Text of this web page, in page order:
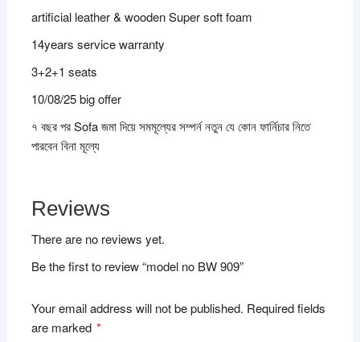
artificial leather & wooden Super soft foam
14years service warranty
3+2+1 seats
10/08/25 big offer
৭ বছর পর Sofa জমা দিয়ে সমমূল্যের সম্পর্ন নতুন যে কোন ফার্নিচার নিতে
পারবেন বিনা মূল্যে
Reviews
There are no reviews yet.
Be the first to review “model no BW 909”
Your email address will not be published. Required fields
are marked *